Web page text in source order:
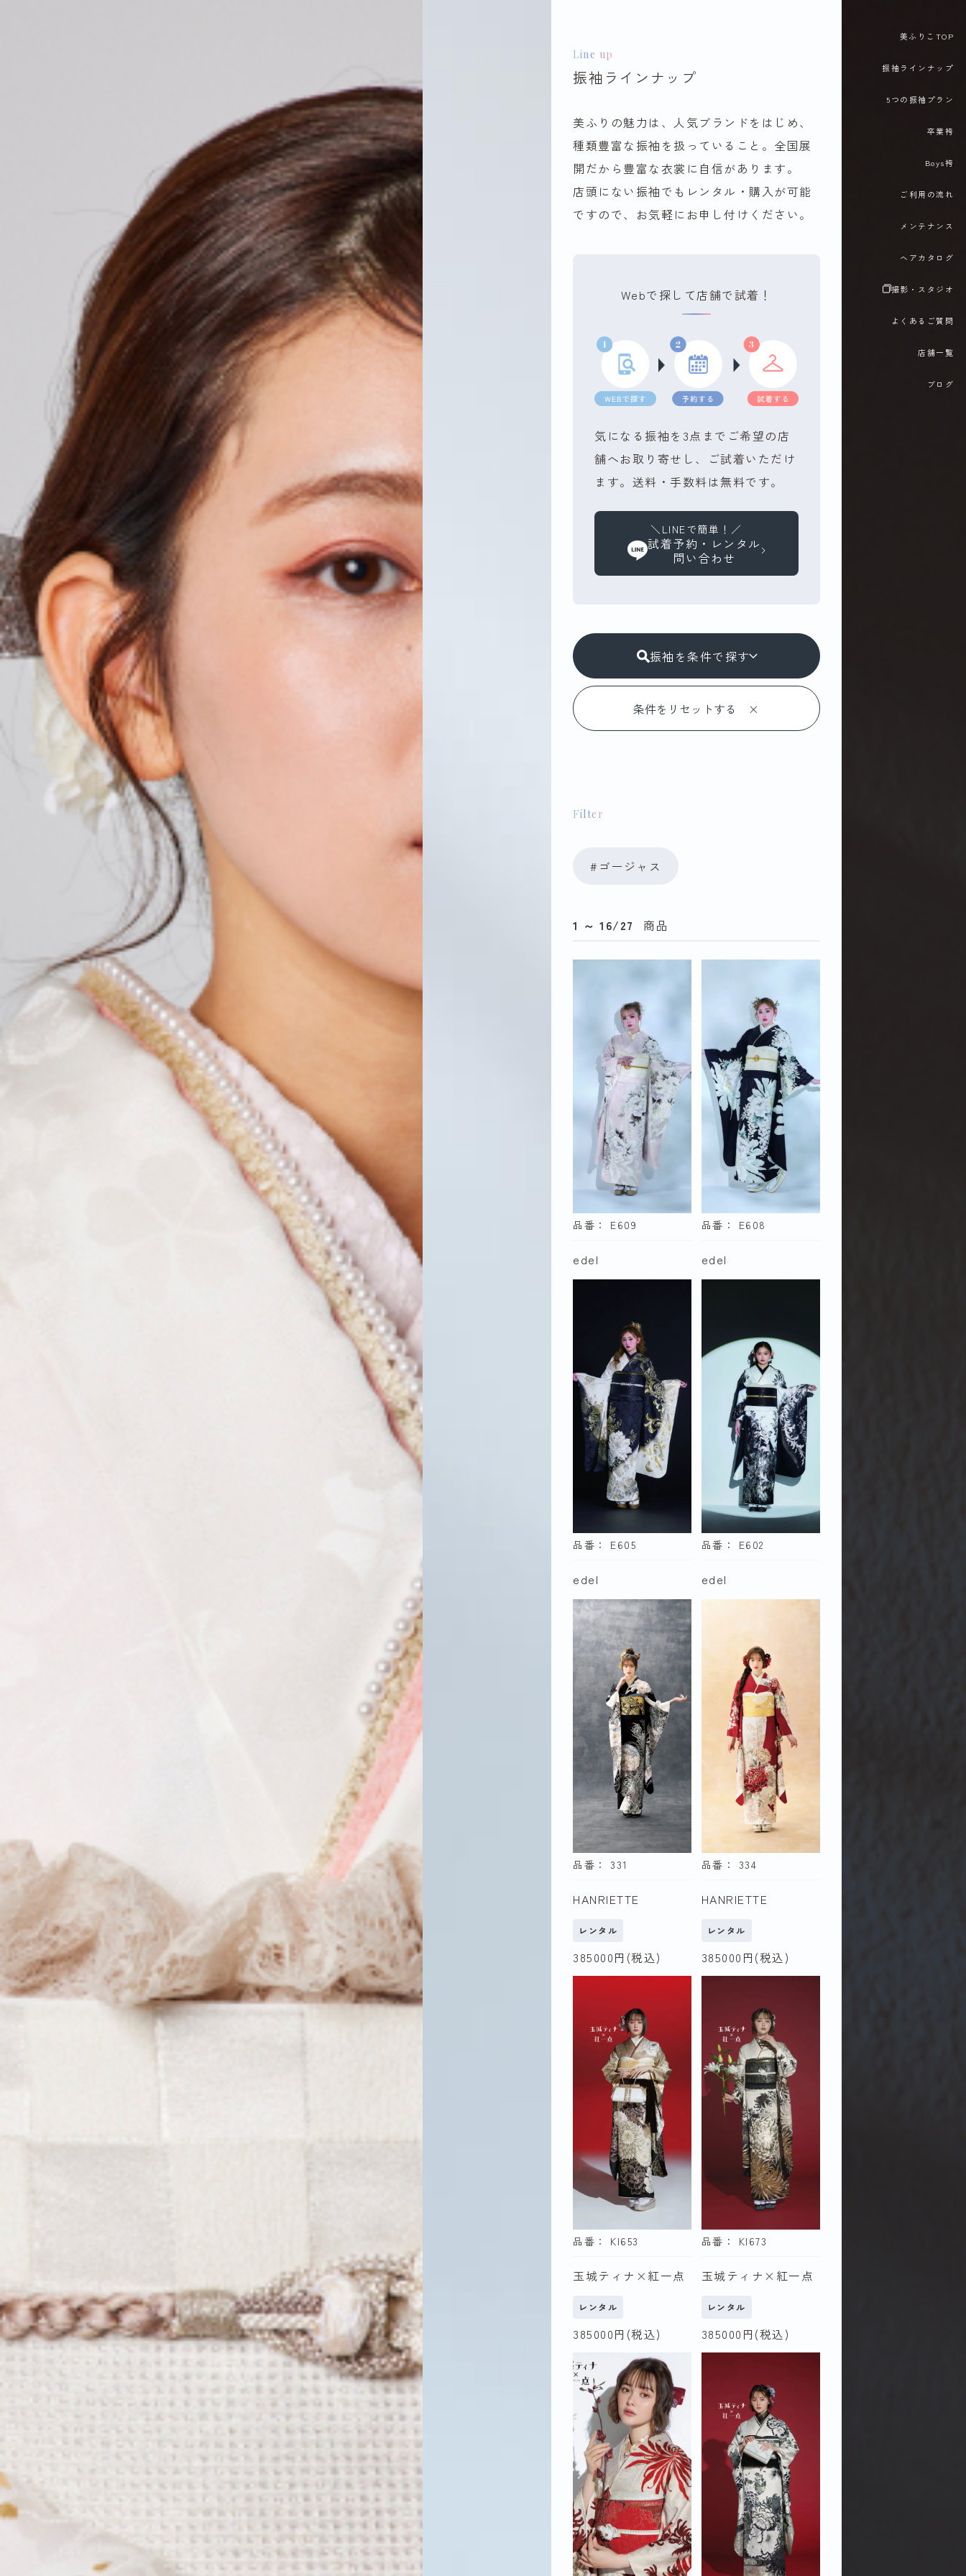
美ふりこTOP
振袖ラインナップ
5つの振袖プラン
卒業袴
Boys袴
ご利用の流れ
メンテナンス
ヘアカタログ
撮影・スタジオ
よくあるご質問
店舗一覧
ブログ
Line up
振袖ラインナップ
美ふりの魅力は、人気ブランドをはじめ、
種類豊富な振袖を扱っていること。全国展
開だから豊富な衣裳に自信があります。
店頭にない振袖でもレンタル・購入が可能
ですので、お気軽にお申し付けください。
Webで探して店舗で試着！
気になる振袖を3点までご希望の店
舗へお取り寄せし、ご試着いただけ
ます。送料・手数料は無料です。
＼LINEで簡単！／
試着予約・レンタル
問い合わせ
振袖を条件で探す
ブランドで探す
玉城ティナ×
紅一点
九重×中村里
砂
Tokyo Retro Elmo
edel ELAIZA
fururu Mogafuri
Juju NICOLE
しほり
サイズで探す
セミオーダー
M
色で探す
赤
緑 水色・青
紫 ピンク
茶・ベージ
ュ
黒・グレー
白
ガーリー クール
ナチュラル 正統派
ゴージャス グラマラス
レンタル利用年で探す
2027年（令和9
年）
2025年（令和
8年）
10年）以降
Filter
#ゴージャス
1 ～ 16/27 商品
品番： E609
edel
品番： E608
edel
品番： E605
edel
品番： E602
edel
品番： 331
HANRIETTE
レンタル
385000円(税込)
品番： 334
HANRIETTE
レンタル
385000 円(税込)
品番： KI653
玉城ティナ×紅一点
レンタル
385000円(税込)
品番： KI673
玉城ティナ×紅一点
レンタル
385000 円(税込)